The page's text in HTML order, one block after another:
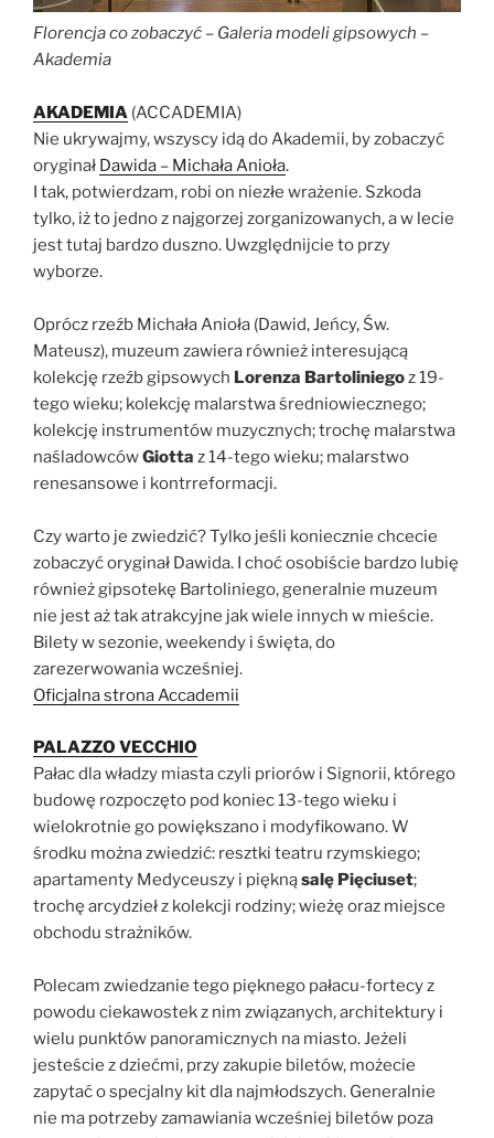
Florencja co zobaczyć – Galeria modeli gipsowych –
Akademia
AKADEMIA (ACCADEMIA)
Nie ukrywajmy, wszyscy idą do Akademii, by zobaczyć
oryginał Dawida – Michała Anioła.
I tak, potwierdzam, robi on niezłe wrażenie. Szkoda
tylko, iż to jedno z najgorzej zorganizowanych, a w lecie
jest tutaj bardzo duszno. Uwzględnijcie to przy
wyborze.
Oprócz rzeźb Michała Anioła (Dawid, Jeńcy, Św.
Mateusz), muzeum zawiera również interesującą
kolekcję rzeźb gipsowych Lorenza Bartoliniegoz 19-
tego wieku; kolekcję malarstwa średniowiecznego;
kolekcję instrumentów muzycznych; trochę malarstwa
naśladowcówGiotta z 14-tego wieku; malarstwo
renesansowe i kontrreformacji.
Czy warto je zwiedzić? Tylko jeśli koniecznie chcecie
zobaczyć oryginał Dawida. I choć osobiście bardzo lubię
również gipsotekę Bartoliniego, generalnie muzeum
nie jest aż tak atrakcyjne jak wiele innych w mieście.
Bilety w sezonie, weekendy i święta, do
zarezerwowania wcześniej.
Oficjalna strona Accademii
PALAZZO VECCHIO
Pałac dla władzy miasta czyli priorów i Signorii, którego
budowę rozpoczęto pod koniec 13-tego wieku i
wielokrotnie go powiększano i modyfikowano. W
środku można zwiedzić: resztki teatru rzymskiego;
apartamenty Medyceuszy i pięknąsalę Pięciuset;
trochę arcydzieł z kolekcji rodziny; wieżę oraz miejsce
obchodu strażników.
Polecam zwiedzanie tego pięknego pałacu-fortecy z
powodu ciekawostek z nim związanych, architektury i
wielu punktów panoramicznych na miasto. Jeżeli
jesteście z dziećmi, przy zakupie biletów, możecie
zapytać o specjalny kit dla najmłodszych. Generalnie
nie ma potrzeby zamawiania wcześniej biletów poza